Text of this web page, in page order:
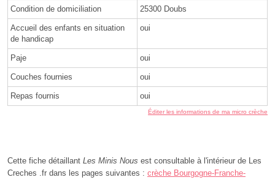
Condition de domiciliation 25300 Doubs
Accueil des enfants en situation
de handicap
oui
Paje oui
Couches fournies oui
Repas fournis oui
Éditer les informations de ma micro crèche
Cette fiche détaillant Les Minis Nous est consultable à l'intérieur de Les
Creches .fr dans les pages suivantes : crèche Bourgogne-Franche-